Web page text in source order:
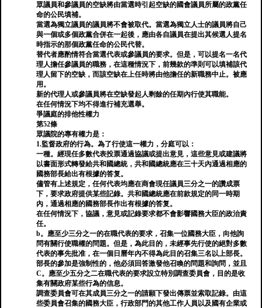
眾議員和參議員的空缺將由當選時引起空缺的國會議員所屬的政黨任
命的公民填補。
當選為獨立議員的議員將不會被取代。當選為獨立人士的議員將自己
與一個或多個政黨合併在一起後，應由各自議員在提出其候選人提名
時指示的那個政黨任命的公民代替。
替代者應酌情符合當選代表或參議員的要求。但是，可以提名一名代
理人擔任參議員的職務，在這種情況下，前幾款的準則可以填補該代
理人留下的空缺，而該空缺在上任時將由他擔任的新職務中止。被應
用。
新的代理人或參議員將在空缺發起人剩餘的任期內行使其職能。
在任何情況下均不得進行補充選舉。
爭議庭的排他性權力
第52條
眾議院的專有權力是：
1.監督政府的行為。為了行使這一權力，分庭可以：
一種。經現任多數代表投票通過協議或提出意見，這些意見或建議將
以書面形式轉發給共和國總統，共和國總統應在三十天內通過相應的
國務部長給出有根據的答复。
儘管有上述規定，任何代表均應在商會現任議員三分之一的讚成票
下，要求政府提供某些記錄。共和國總統應在前款規定的同一時期
內，通過相應的國務部長作出有根據的答复。
在任何情況下，協議，意見或記錄要求都不會影響國務大臣的政治責
任。
b。應至少三分之一的在職代表的要求，召集一位國務大臣，向他詢
問有關行使職權的問題。但是，為此目的，未經事先行使的絕對多數
代表的事先批准，在一個日曆年內不得為此目的召集三名以上部長。
部長的參加是強制性的，他必須回答激發他召喚的問題和詢問，並且
C。應至少五分之二在職代表的要求設立特別調查委員會，目的是收
集有關政府某些行為的信息。
調查委員會可在其成員三分之一的請願下發出傳票並索取記錄。由這
些委員會召集的國務大臣，行政部門的其他工作人員以及國有企業或